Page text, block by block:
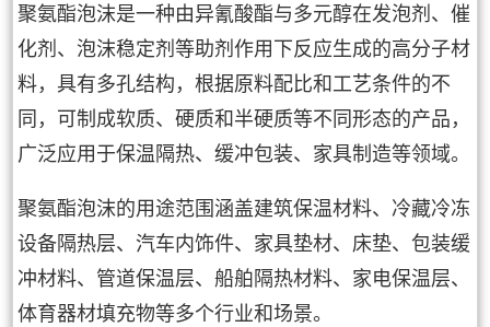
聚氨酯泡沫是一种由异氰酸酯与多元醇在发泡剂、催
化剂、泡沫稳定剂等助剂作用下反应生成的高分子材
料，具有多孔结构，根据原料配比和工艺条件的不
同，可制成软质、硬质和半硬质等不同形态的产品，
广泛应用于保温隔热、缓冲包装、家具制造等领域。
聚氨酯泡沫的用途范围涵盖建筑保温材料、冷藏冷冻
设备隔热层、汽车内饰件、家具垫材、床垫、包装缓
冲材料、管道保温层、船舶隔热材料、家电保温层、
体育器材填充物等多个行业和场景。